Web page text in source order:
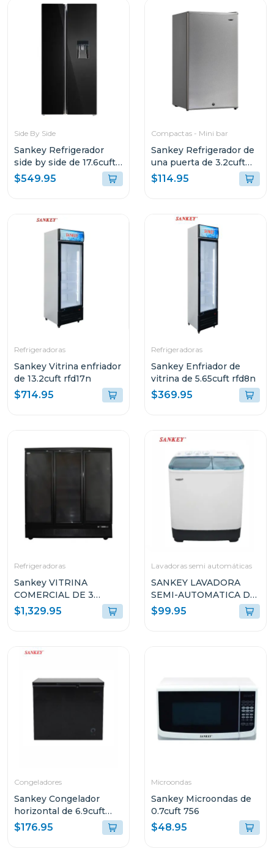
Side By Side
Sankey Refrigerador
side by side de 17.6cuft
con dispensador
rf19in89
$549.95
Compactas - Mini bar
Sankey Refrigerador de
una puerta de 3.2cuft
rf670
$114.95
Refrigeradoras
Sankey Vitrina enfriador
de 13.2cuft rfd17n
$714.95
Refrigeradoras
Sankey Enfriador de
vitrina de 5.65cuft rfd8n
$369.95
Refrigeradoras
Sankey VITRINA
COMERCIAL DE 3
PUERTAS 58.8P³
RFD60N91 COLOR
$1,329.95
Lavadoras semi automáticas
SANKEY LAVADORA
SEMI-AUTOMATICA DE
7KG (APROX) WM7073
$99.95
Congeladores
Sankey Congelador
horizontal de 6.9cuft
color negro rfc791
$176.95
Microondas
Sankey Microondas de
0.7cuft 756
$48.95